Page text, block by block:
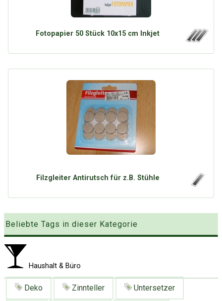
Mit Email Twitter
Google
Über Tauschbu↔de
Tagwolke
Fotopapier 50 Stück 10x15 cm Inkjet
Filzgleiter Antirutsch für z.B. Stühle
Beliebte Tags in dieser Kategorie
Haushalt & Büro
Deko Zinnteller Untersetzer